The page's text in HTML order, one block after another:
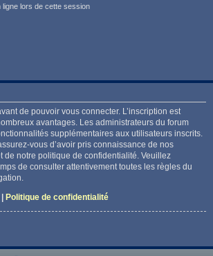
ligne lors de cette session
de pouvoir vous connecter. L’inscription est
avantages. Les administrateurs du forum
supplémentaires aux utilisateurs inscrits.
vous d’avoir pris connaissance de nos
de notre politique de confidentialité. Veuillez
de consulter attentivement toutes les règles du
| Politique de confidentialité